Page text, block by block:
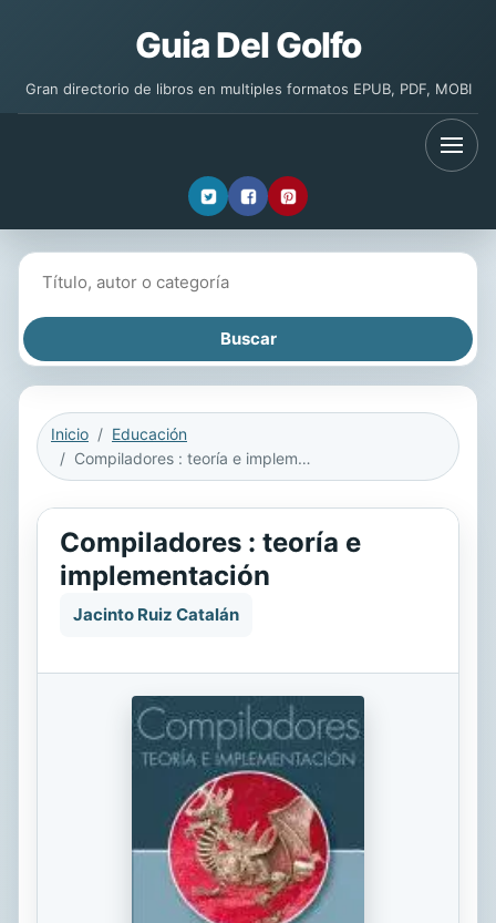
Guia Del Golfo
Gran directorio de libros en multiples formatos EPUB, PDF, MOBI
Inicio
Educación
Compiladores : teoría e implementación
Compiladores : teoría e
implementación
Jacinto Ruiz Catalán